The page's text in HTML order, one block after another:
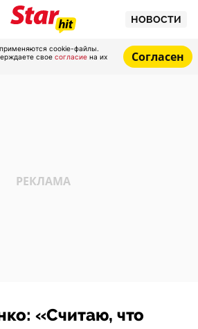
НОВОСТИ
cookie-файлы.
свое согласие на их
Согласен
«Считаю, что